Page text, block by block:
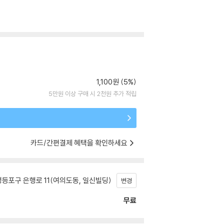
1,100원 (5%)
5만원 이상 구매 시 2천원 추가 적립
카드/간편결제 혜택을 확인하세요
포구 은행로 11(여의도동, 일신빌딩) 변경
무료